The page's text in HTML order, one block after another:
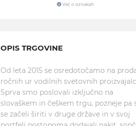
Več o oznakah
OPIS TRGOVINE
Od leta 2015 se osredotočamo na
ročnih ur vodilnih svetovnih
Sprva smo poslovali izključno na
slovaškem in češkem trgu, pozneje pa
se začeli širiti v druge države in v svoj